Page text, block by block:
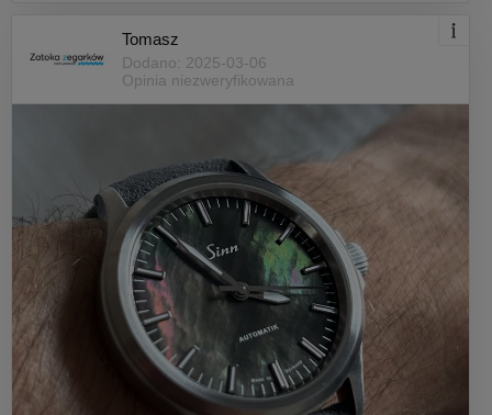
Tomasz
Dodano: 2025-03-06
Opinia niezweryfikowana